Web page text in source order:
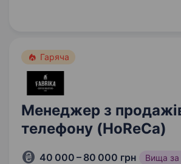
електричні дроти, кабелі…
Гаряча
Менеджер з
телефону (HoReCa)
40 000 – 80 000 грн Вища